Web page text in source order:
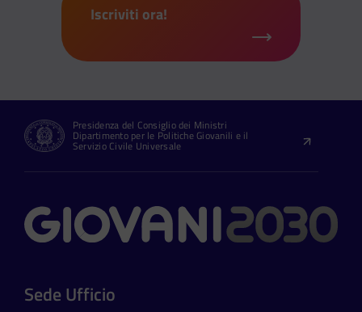
Iscriviti ora!
Presidenza del Consiglio dei Ministri
Dipartimento per le Politiche Giovanili e il
Servizio Civile Universale
Contatti
Sede Ufficio